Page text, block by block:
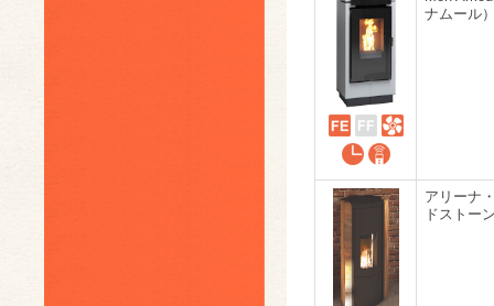
ナムール
アリーナ
ドストー